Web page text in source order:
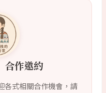
作邀約
各式相關合作機會，請